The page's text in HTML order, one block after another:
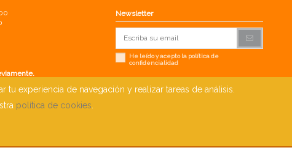
Newsletter
He leído y acepto la política de
confidencialidad
experiencia de navegación y realizar tareas de análisis.
política de cookies.